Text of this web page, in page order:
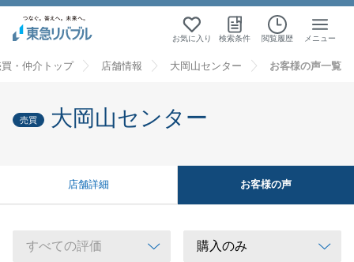
お気に入り 検索条件 閲覧履歴 メニュー
・仲介トップ 店舗情報 大岡山センター お客様の声一覧
売買 大岡山センター
店舗詳細 お客様の声